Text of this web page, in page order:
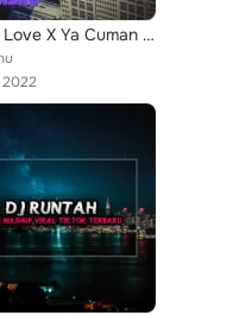
DJ RIP Love X Ya Cuman Kamu - Inst
2022